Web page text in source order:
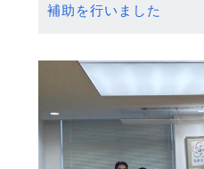
補助を行いました